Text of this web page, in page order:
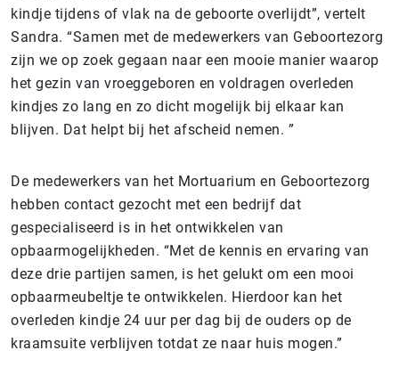
kindje tijdens of vlak na de geboorte overlijdt”, vertelt
Sandra. “Samen met de medewerkers van Geboortezorg
zijn we op zoek gegaan naar een mooie manier waarop
het gezin van vroeggeboren en voldragen overleden
kindjes zo lang en zo dicht mogelijk bij elkaar kan
blijven. Dat helpt bij het afscheid nemen. ”
De medewerkers van het Mortuarium en Geboortezorg
hebben contact gezocht met een bedrijf dat
gespecialiseerd is in het ontwikkelen van
opbaarmogelijkheden. “Met de kennis en ervaring van
deze drie partijen samen, is het gelukt om een mooi
opbaarmeubeltje te ontwikkelen. Hierdoor kan het
overleden kindje 24 uur per dag bij de ouders op de
kraamsuite verblijven totdat ze naar huis mogen.”